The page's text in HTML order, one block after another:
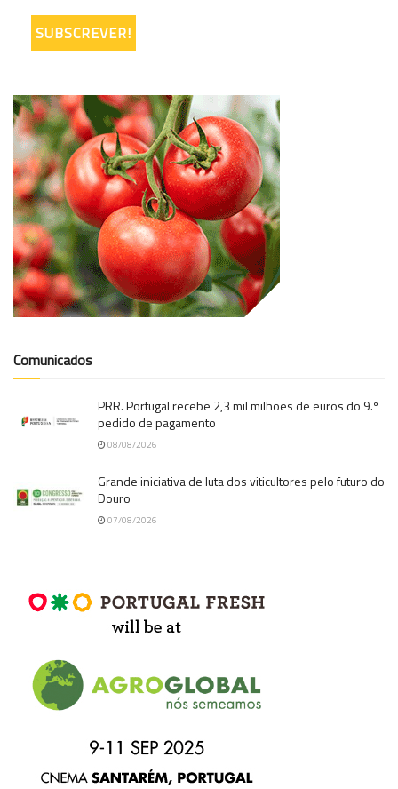
Comunicados
PRR. Portugal recebe 2,3 mil milhões de euros do 9.º
pedido de pagamento
08/08/2026
Grande iniciativa de luta dos viticultores pelo futuro do
Douro
07/08/2026